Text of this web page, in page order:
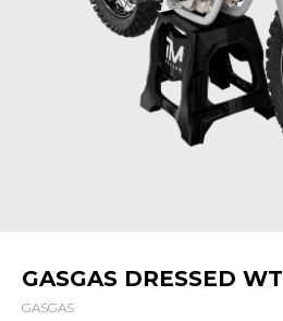
GASGAS DRESSED WT
GASGAS